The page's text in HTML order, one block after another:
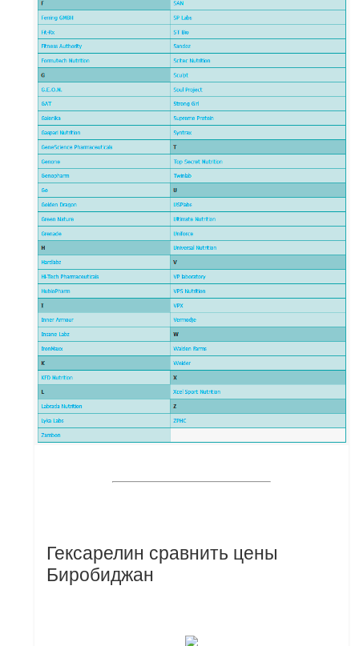
Гексарелин сравнить цены
Биробиджан